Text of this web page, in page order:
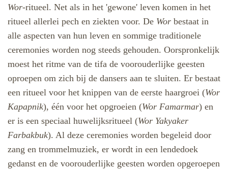
Wor-ritueel. Net als in het 'gewone' leven komen in het
ritueel allerlei pech en ziekten voor. De Wor bestaat in
alle aspecten van hun leven en sommige traditionele
ceremonies worden nog steeds gehouden. Oorspronkelijk
moest het ritme van de tifa de voorouderlijke geesten
oproepen om zich bij de dansers aan te sluiten. Er bestaat
een ritueel voor het knippen van de eerste haargroei (Wor
Kapapnik), één voor het opgroeien (Wor Famarmar) en
er is een speciaal huwelijksritueel (Wor Yakyaker
Farbakbuk). Al deze ceremonies worden begeleid door
zang en trommelmuziek, er wordt in een lendedoek
gedanst en de voorouderlijke geesten worden opgeroepen